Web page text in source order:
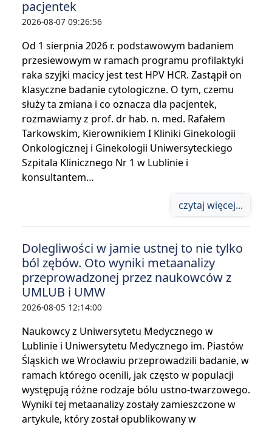
pacjentek
2026-08-07 09:26:56
Od 1 sierpnia 2026 r. podstawowym badaniem
przesiewowym w ramach programu profilaktyki
raka szyjki macicy jest test HPV HCR. Zastąpił on
klasyczne badanie cytologiczne. O tym, czemu
służy ta zmiana i co oznacza dla pacjentek,
rozmawiamy z prof. dr hab. n. med. Rafałem
Tarkowskim, Kierownikiem I Kliniki Ginekologii
Onkologicznej i Ginekologii Uniwersyteckiego
Szpitala Klinicznego Nr 1 w Lublinie i
konsultantem…
czytaj więcej...
Dolegliwości w jamie ustnej to nie tylko
ból zębów. Oto wyniki metaanalizy
przeprowadzonej przez naukowców z
UMLUB i UMW
2026-08-05 12:14:00
Naukowcy z Uniwersytetu Medycznego w
Lublinie i Uniwersytetu Medycznego im. Piastów
Śląskich we Wrocławiu przeprowadzili badanie, w
ramach którego ocenili, jak często w populacji
występują różne rodzaje bólu ustno-twarzowego.
Wyniki tej metaanalizy zostały zamieszczone w
artykule, który został opublikowany w